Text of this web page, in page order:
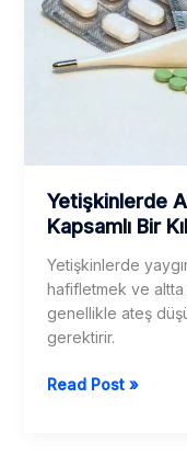
Yetişkinlerde
Kapsamlı Bir
Yetişkinlerde
hafifletmek ve
genellikle ateş
gerektirir.
Yetişkinlerde
Read Post »